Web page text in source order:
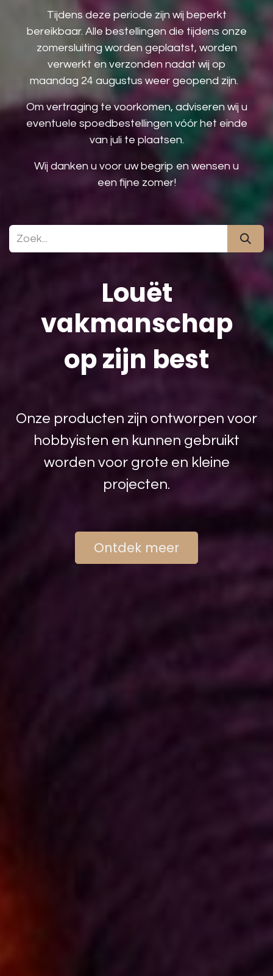
Tijdens deze periode zijn wij beperkt
bereikbaar. Alle bestellingen die tijdens onze
zomersluiting worden geplaatst, worden
verwerkt en verzonden nadat wij op
maandag 24 augustus weer geopend zijn.
Om vertraging te voorkomen, adviseren wij u
eventuele spoedbestellingen vóór het einde
van juli te plaatsen.
Wij danken u voor uw begrip en wensen u
een fijne zomer!
Louët
vakmanschap
op zijn best
Onze producten zijn ontworpen voor
hobbyisten en kunnen gebruikt
worden voor grote en kleine
projecten.
Ontdek meer